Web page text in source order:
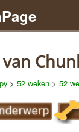
van
> 52 weken > 52